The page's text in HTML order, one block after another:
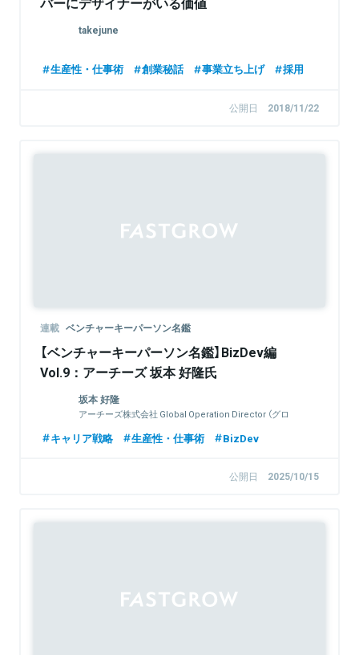
takejune
生産性・仕事術 創業秘話 事業立ち上げ 採用
公開日 2018/11/22
連載 ベンチャーキーパーソン名鑑
【ベンチャーキーパーソン名鑑】BizDev編
Vol.9：アーチーズ 坂本 好隆氏
坂本 好隆
アーチーズ株式会社 Global Operation Director （グロ
キャリア戦略 生産性・仕事術 BizDev
公開日 2025/10/15